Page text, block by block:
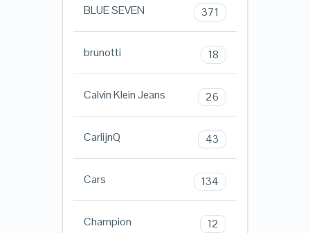
BLUE SEVEN 371
brunotti 18
Calvin Klein Jeans 26
CarlijnQ 43
Cars 134
Champion 12